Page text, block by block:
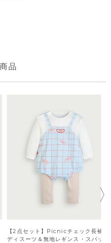
【2点セット】Picnicチェック長袖ボ
ディスーツ＆無地レギンス・スパッツ